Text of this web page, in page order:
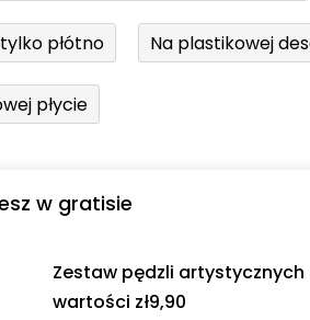
płótno Na plastikowej
płycie
w gratisie
Zestaw pędzli
wartości zł9,90